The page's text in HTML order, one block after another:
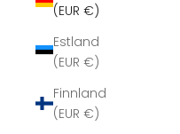
(EUR €)
Estland
(EUR €)
Finnland
(EUR €)